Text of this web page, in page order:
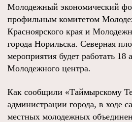
Молодежный экономический
профильным комитетом
Красноярского края и
города Норильска. Северная
мероприятия будет работать 18
Молодежного центра.
Как сообщили «Таймырскому
администрации города, в ходе
местных молодежных